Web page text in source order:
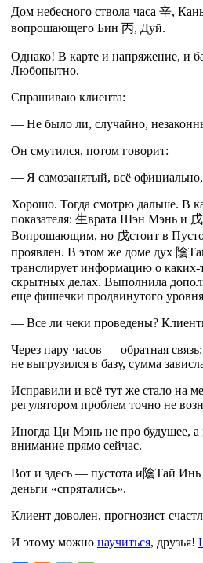
Дом небесного ствола часа 辛,
вопрошающего Бин 丙, Дуй.
Однако! В карте и напряжение, и
Любопытно.
Спрашиваю клиента:
— Не было ли, случайно,
Он смутился, потом говорит:
— Я самозанятый, всё
Хорошо. Тогда смотрю дальше. В
показателя: 生врата Шэн Мэнь и 戊
Вопрошающим, но 戊стоит в
проявлен. В этом же доме дух 陰
транслирует информацию о каких-
скрытных делах. Выполнила
еще фишечки продвинутого
— Все ли чеки проведены?
Через пару часов — обратная
не выгрузился в базу, сумма
Исправили и всё тут же стало на
регулятором проблем точно не
Иногда Ци Мэнь не про будущее, а
внимание прямо сейчас.
Вот и здесь — пустота и陰Тай Инь
деньги «спрятались».
Клиент доволен, прогнозист
И этому можно научиться, друзья!